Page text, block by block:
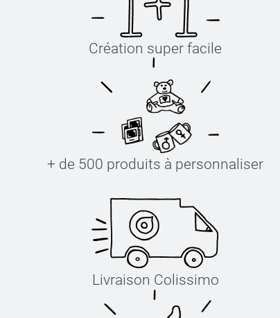
Création super facile
+ de 500 produits à personnaliser
Livraison Colissimo